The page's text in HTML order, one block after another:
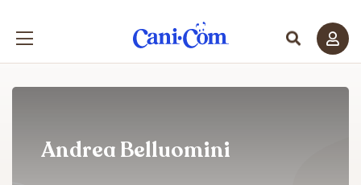
Andrea Belluomini